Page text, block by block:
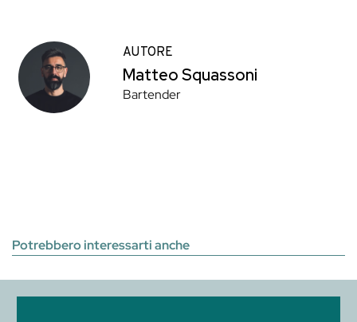
AUTORE
Matteo Squassoni
Bartender
Potrebbero interessarti anche